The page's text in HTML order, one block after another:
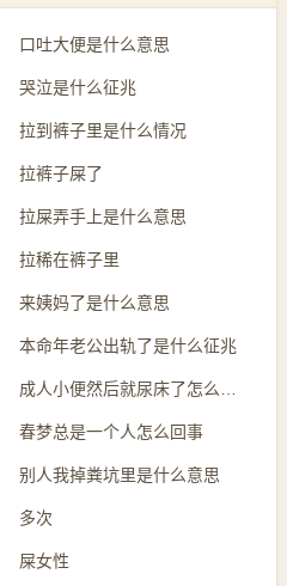
口吐大便是什么意思
哭泣是什么征兆
拉到裤子里是什么情况
拉裤子屎了
拉屎弄手上是什么意思
拉稀在裤子里
来姨妈了是什么意思
本命年老公出轨了是什么征兆
春梦总是一个人怎么回事
别人我掉粪坑里是什么意思
多次
屎女性